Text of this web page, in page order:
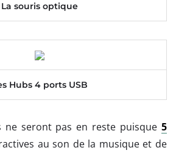
La souris optique
Hubs 4 ports USB
ne seront pas en reste puisque 5
au son de la musique et de